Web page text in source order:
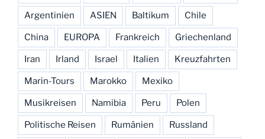
Argentinien ASIEN Baltikum Chile
China EUROPA Frankreich Griechenland
Iran Irland Israel Italien Kreuzfahrten
Marin-Tours Marokko Mexiko
Musikreisen Namibia Peru Polen
Politische Reisen Rumänien Russland